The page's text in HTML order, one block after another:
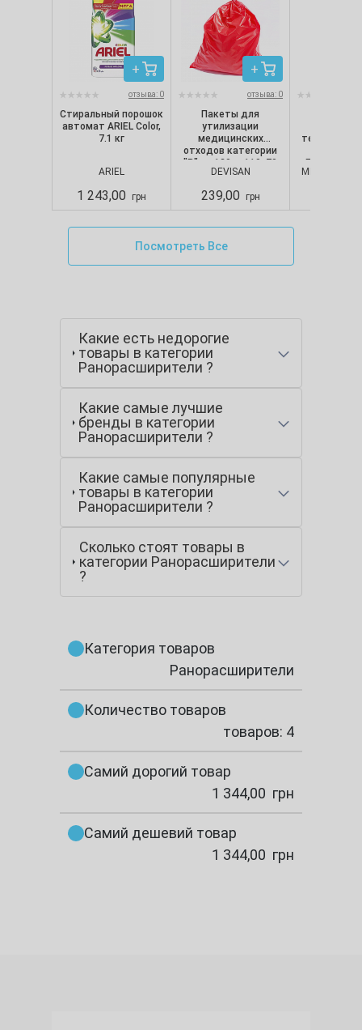
отзыва: 0
Стиральный порошок
автомат ARIEL Color,
7.1 кг
ARIEL
1 243,00 грн
отзыва: 0
Пакеты для
утилизации
медицинских
отходов категории
"B" на 120 л, 110х70
см, 50 мкм, красные
DEVISAN
239,00 грн
Белые (100
MERCATOR
Посмотреть Все
Какие есть недорогие
товары в категории
Ранорасширители ?
Какие самые лучшие
бренды в категории
Ранорасширители ?
Какие самые популярные
товары в категории
Ранорасширители ?
Сколько стоят товары в
категории Ранорасширители
?
Категория товаров
Ранорасширители
Количество товаров
товаров: 4
Самий дорогий товар
1 344,00 грн
Самий дешевий товар
1 344,00 грн